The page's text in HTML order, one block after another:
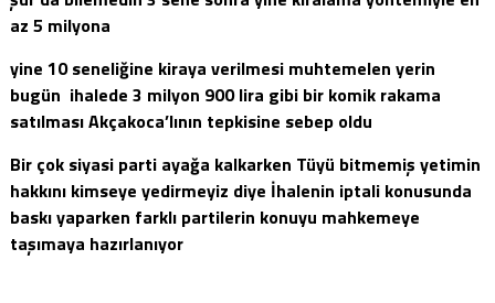
az 5 milyona
yine 10 seneliğine kiraya verilmesi muhtemelen yerin
bugün ihalede 3 milyon 900 lira gibi bir komik rakama
satılması Akçakoca’lının tepkisine sebep oldu
Bir çok siyasi parti ayağa kalkarken Tüyü bitmemiş yetimin
hakkını kimseye yedirmeyiz diye İhalenin iptali konusunda
baskı yaparken farklı partilerin konuyu mahkemeye
taşımaya hazırlanıyor